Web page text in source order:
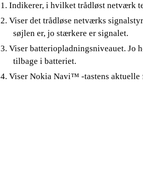
1. Indikerer, i hvilket trådløst netværk
2. Viser det trådløse netværks
søjlen er, jo stærkere er signalet.
3. Viser batteriopladningsniveauet. Jo
tilbage i batteriet.
4. Viser Nokia Navi™ -tastens